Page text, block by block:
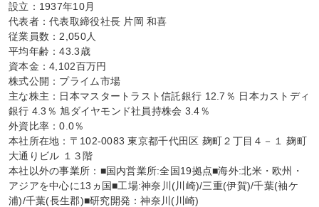
設立：1937年10月
代表者：代表取締役社長 片岡 和喜
従業員数：2,050人
平均年齢：43.3歳
資本金：4,102百万円
株式公開：プライム市場
主な株主：日本マスタートラスト信託銀行 12.7％ 日本カストディ
銀行 4.3％ 旭ダイヤモンド社員持株会 3.4％
外資比率：0.0％
本社所在地：〒102-0083 東京都千代田区 麹町２丁目４－１ 麹町
大通りビル １３階
本社以外の事業所：■国内営業所:全国19拠点■海外:北米・欧州・
アジアを中心に13ヵ国■工場:神奈川(川崎)/三重(伊賀)/千葉(袖ケ
浦)/千葉(長生郡)■研究開発：神奈川(川崎)